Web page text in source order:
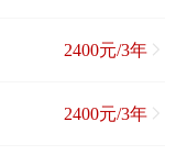
2400元/3年
2400元/3年